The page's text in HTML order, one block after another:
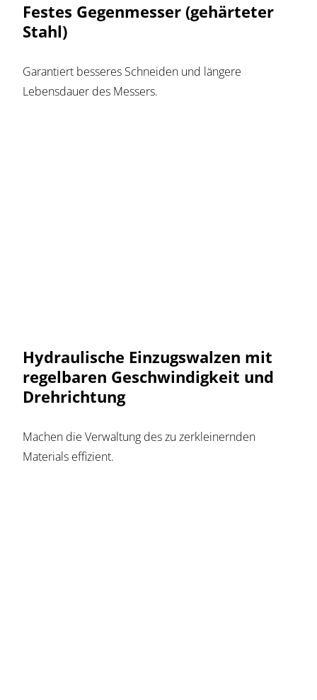
Festes Gegenmesser (gehärteter
Stahl)
Garantiert besseres Schneiden und längere
Lebensdauer des Messers.
Hydraulische Einzugswalzen mit
regelbaren Geschwindigkeit und
Drehrichtung
Machen die Verwaltung des zu zerkleinernden
Materials effizient.